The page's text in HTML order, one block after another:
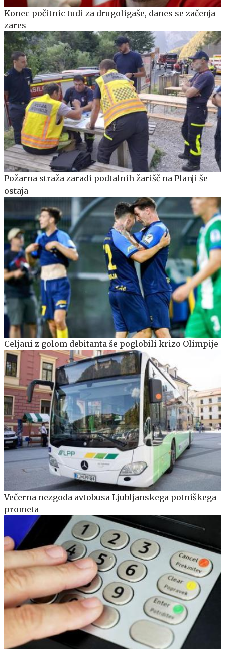
Konec počitnic tudi za drugoligaše, danes se začenja
zares
Požarna straža zaradi podtalnih žarišč na Planji še
ostaja
Celjani z golom debitanta še poglobili krizo Olimpije
Večerna nezgoda avtobusa Ljubljanskega potniškega
prometa